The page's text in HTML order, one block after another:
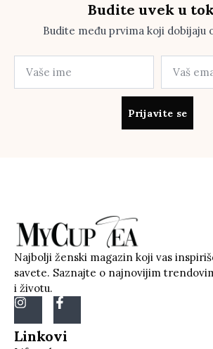
Budite uvek u
Budite među prvima koji dobijaju
Prijavite se
Najbolji ženski magazin koji vas
savete. Saznajte o najnovijim
i životu.
Linkovi